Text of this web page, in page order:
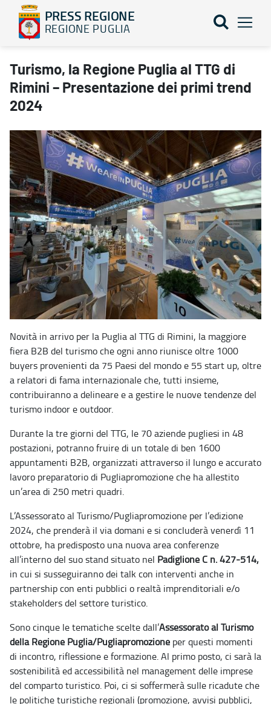
PRESS REGIONE
REGIONE PUGLIA
Turismo, la Regione Puglia al TTG di Rimini – Presentazione dei
Turismo, la Regione Puglia al TTG di
Rimini – Presentazione dei primi trend
2024
Novità in arrivo per la Puglia al TTG di Rimini, la maggiore
fiera B2B del turismo che ogni anno riunisce oltre 1000
buyers provenienti da 75 Paesi del mondo e 55 start up, oltre
a relatori di fama internazionale che, tutti insieme,
contribuiranno a delineare e a gestire le nuove tendenze del
turismo indoor e outdoor.
Durante la tre giorni del TTG, le 70 aziende pugliesi in 48
postazioni, potranno fruire di un totale di ben 1600
appuntamenti B2B, organizzati attraverso il lungo e accurato
lavoro preparatorio di Pugliapromozione che ha allestito
un’area di 250 metri quadri.
L’Assessorato al Turismo/Pugliapromozione per l’edizione
2024, che prenderà il via domani e si concluderà venerdì 11
ottobre, ha predisposto una nuova area conferenze
all’interno del suo stand situato nel Padiglione C n. 427-514,
in cui si susseguiranno dei talk con interventi anche in
partnership con enti pubblici o realtà imprenditoriali e/o
stakeholders del settore turistico.
Sono cinque le tematiche scelte dall’Assessorato al Turismo
della Regione Puglia/Pugliapromozione per questi momenti
di incontro, riflessione e formazione. Al primo posto, ci sarà la
sostenibilità ed accessibilità nel management delle imprese
del comparto turistico. Poi, ci si soffermerà sulle ricadute che
le politiche turistiche regionali (promozione, avvisi pubblici,